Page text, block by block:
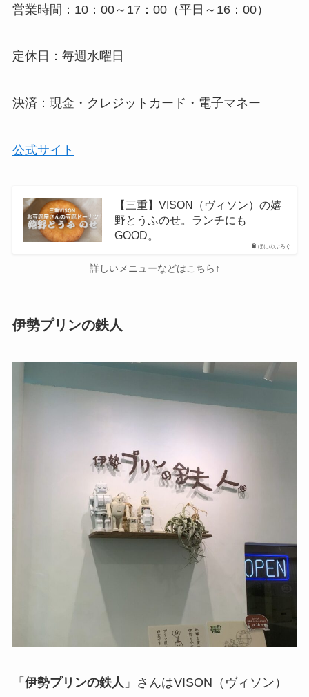
営業時間：10：00～17：00（平日～16：00）
定休日：毎週水曜日
決済：現金・クレジットカード・電子マネー
公式サイト
ほにのぶろぐ
【三重】VISON（ヴィソン）の嬉
野とうふのせ。ランチにも
GOOD。
詳しいメニューなどはこちら↑
伊勢プリンの鉄人
「 伊勢プリンの鉄人 」さんはVISON（ヴィソン）